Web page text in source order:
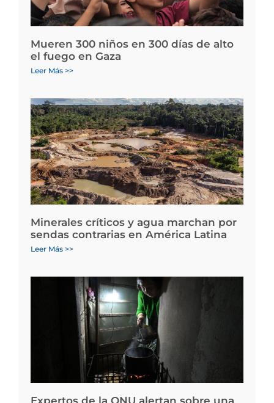
Mueren 300 niños en 300 días de alto
el fuego en Gaza
Leer Más >>
Minerales críticos y agua marchan por
sendas contrarias en América Latina
Leer Más >>